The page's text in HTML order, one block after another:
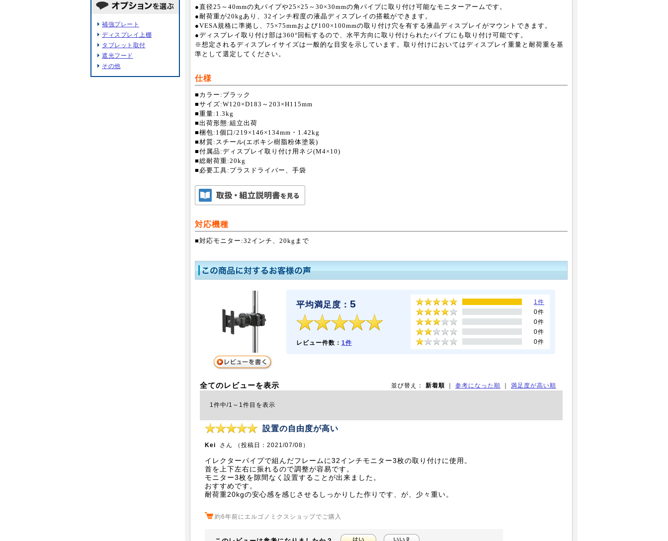
補強プレート
ディスプレイ上棚
タブレット取付
遮光フード
その他
●直径25～40mmの丸パイプや25×25～30×30mmの角パイプに取り付け可能なモニターアームです。
●耐荷重が20kgあり、32インチ程度の液晶ディスプレイの搭載ができます。
●VESA規格に準拠し、75×75mmおよび100×100mmの取り付け穴を有する液晶ディスプレイがマウントできます。
●ディスプレイ取り付け部は360°回転するので、水平方向に取り付けられたパイプにも取り付け可能です。
※想定されるディスプレイサイズは一般的な目安を示しています。取り付けにおいてはディスプレイ重量と耐荷重を基
準として選定してください。
仕様
■カラー:ブラック
■サイズ:W120×D183～203×H115mm
■重量:1.3kg
■出荷形態:組立出荷
■梱包:1個口/219×146×134mm・1.42kg
■材質:スチール(エポキシ樹脂粉体塗装)
■付属品:ディスプレイ取り付け用ネジ(M4×10)
■総耐荷重:20kg
■必要工具:プラスドライバー、手袋
対応機種
■対応モニター:32インチ、20kgまで
平均満足度： 5
レビュー件数： 1件
1件
0件
0件
0件
0件
全てのレビューを表示 並び替え： 新着順 ｜ 参考になった順 ｜ 満足度が高い順
1件中/1～1件目を表示
設置の自由度が高い
Kei さん （投稿日：2021/07/08）
イレクターパイプで組んだフレームに32インチモニター3枚の取り付けに使用。
首を上下左右に振れるので調整が容易です。
モニター3枚を隙間なく設置することが出来ました。
おすすめです。
耐荷重20kgの安心感を感じさせるしっかりした作りです、が、少々重い。
約6年前にエルゴノミクスショップでご購入